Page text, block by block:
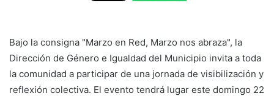
Bajo la consigna "Marzo en Red, Marzo nos abraza", la
Dirección de Género e Igualdad del Municipio invita a toda
la comunidad a participar de una jornada de visibilización y
reflexión colectiva. El evento tendrá lugar este domingo 22